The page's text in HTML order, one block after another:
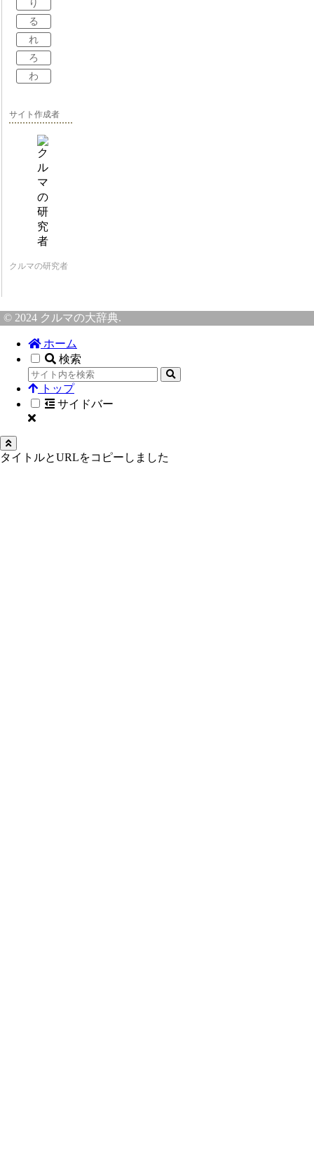
り
る
れ
ろ
わ
サイト作成者
クルマの研究者
© 2024 クルマの大辞典.
ホーム
検索
トップ
サイドバー
タイトルとURLをコピーしました